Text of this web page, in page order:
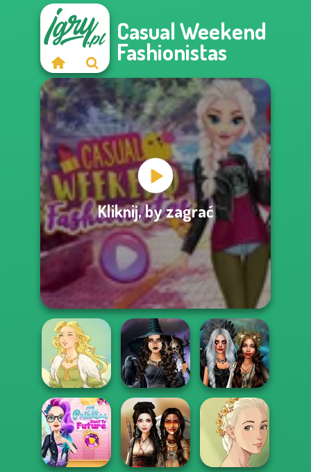
Casual Weekend
Fashionistas
Kliknij, by zagrać
Goddess Freya
Mystic Coven The
Sisterhood of...
Enchanted
Realms